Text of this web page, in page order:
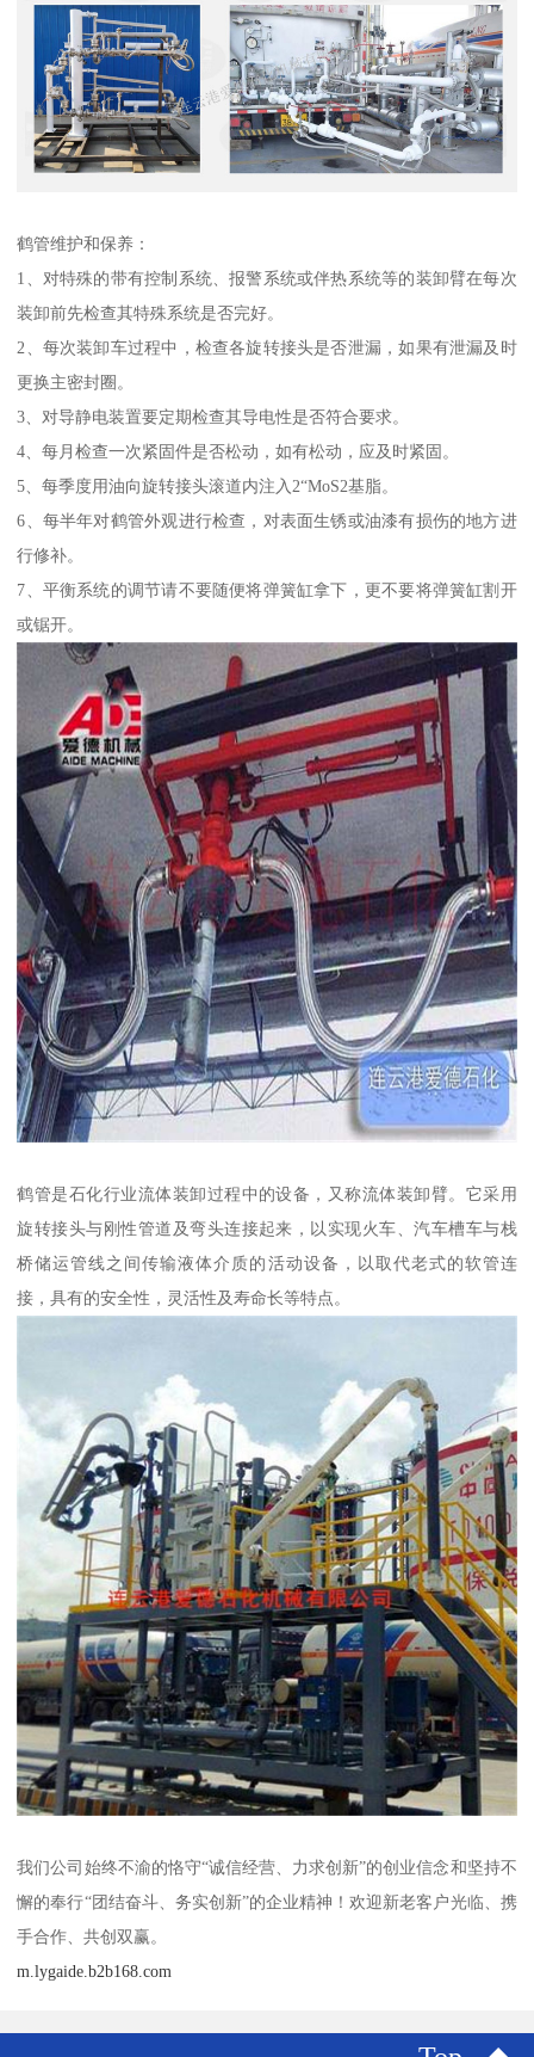
鹤管维护和保养：
1、对特殊的带有控制系统、报警系统或伴热系统等的装卸臂在每次
装卸前先检查其特殊系统是否完好。
2、每次装卸车过程中，检查各旋转接头是否泄漏，如果有泄漏及时
更换主密封圈。
3、对导静电装置要定期检查其导电性是否符合要求。
4、每月检查一次紧固件是否松动，如有松动，应及时紧固。
5、每季度用油向旋转接头滚道内注入2“MoS2基脂。
6、每半年对鹤管外观进行检查，对表面生锈或油漆有损伤的地方进
行修补。
7、平衡系统的调节请不要随便将弹簧缸拿下，更不要将弹簧缸割开
或锯开。
鹤管是石化行业流体装卸过程中的设备，又称流体装卸臂。它采用
旋转接头与刚性管道及弯头连接起来，以实现火车、汽车槽车与栈
桥储运管线之间传输液体介质的活动设备，以取代老式的软管连
接，具有的安全性，灵活性及寿命长等特点。
我们公司始终不渝的恪守“诚信经营、力求创新”的创业信念和坚持不
懈的奉行“团结奋斗、务实创新”的企业精神！欢迎新老客户光临、携
手合作、共创双赢。
m.lygaide.b2b168.com